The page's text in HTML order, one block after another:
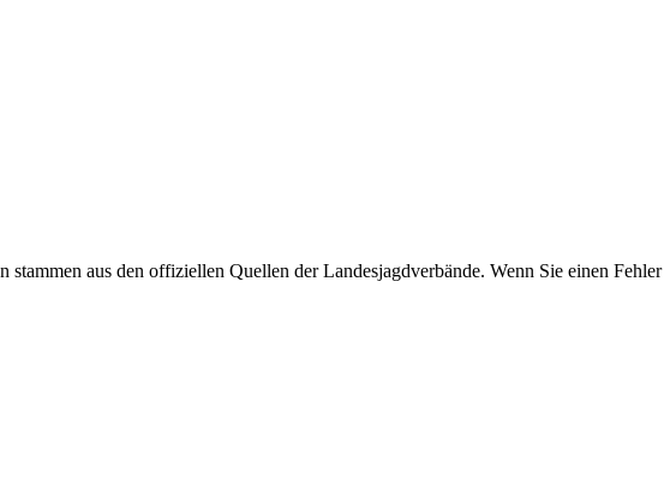
aus den offiziellen Quellen der Landesjagdverbände. Wenn Sie einen